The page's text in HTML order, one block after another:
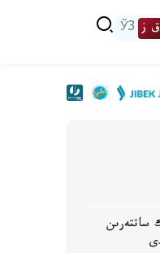
ق ز ЎЗ
ساتتەرىن